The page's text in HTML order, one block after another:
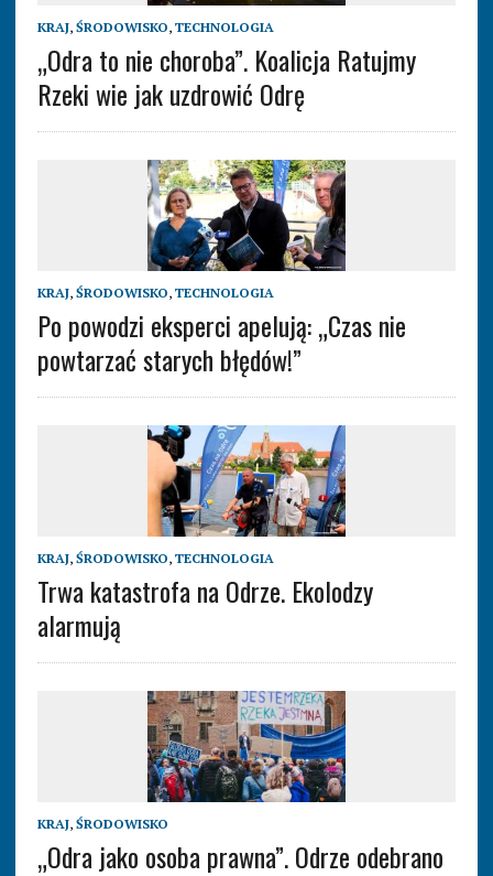
KRAJ, ŚRODOWISKO, TECHNOLOGIA
„Odra to nie choroba”. Koalicja Ratujmy
Rzeki wie jak uzdrowić Odrę
KRAJ, ŚRODOWISKO, TECHNOLOGIA
Po powodzi eksperci apelują: „Czas nie
powtarzać starych błędów!”
KRAJ, ŚRODOWISKO, TECHNOLOGIA
Trwa katastrofa na Odrze. Ekolodzy
alarmują
KRAJ, ŚRODOWISKO
„Odra jako osoba prawna”. Odrze odebrano